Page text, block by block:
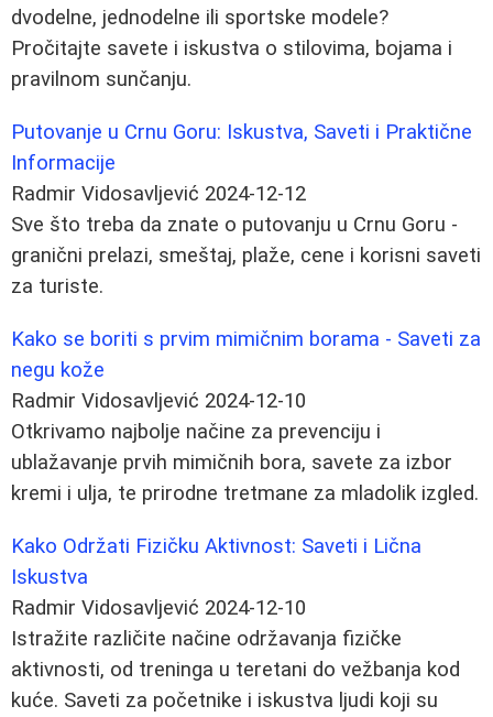
dvodelne, jednodelne ili sportske modele?
Pročitajte savete i iskustva o stilovima, bojama i
pravilnom sunčanju.
Putovanje u Crnu Goru: Iskustva, Saveti i Praktične
Informacije
Radmir Vidosavljević 2024-12-12
Sve što treba da znate o putovanju u Crnu Goru -
granični prelazi, smeštaj, plaže, cene i korisni saveti
za turiste.
Kako se boriti s prvim mimičnim borama - Saveti za
negu kože
Radmir Vidosavljević 2024-12-10
Otkrivamo najbolje načine za prevenciju i
ublažavanje prvih mimičnih bora, savete za izbor
kremi i ulja, te prirodne tretmane za mladolik izgled.
Kako Održati Fizičku Aktivnost: Saveti i Lična
Iskustva
Radmir Vidosavljević 2024-12-10
Istražite različite načine održavanja fizičke
aktivnosti, od treninga u teretani do vežbanja kod
kuće. Saveti za početnike i iskustva ljudi koji su